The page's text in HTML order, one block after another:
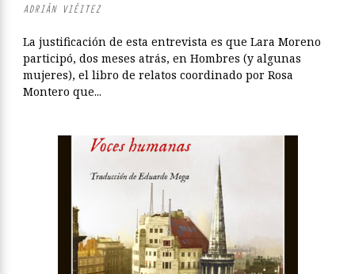
ADRIÁN VIÉITEZ
La justificación de esta entrevista es que Lara Moreno
participó, dos meses atrás, en Hombres (y algunas
mujeres), el libro de relatos coordinado por Rosa
Montero que...